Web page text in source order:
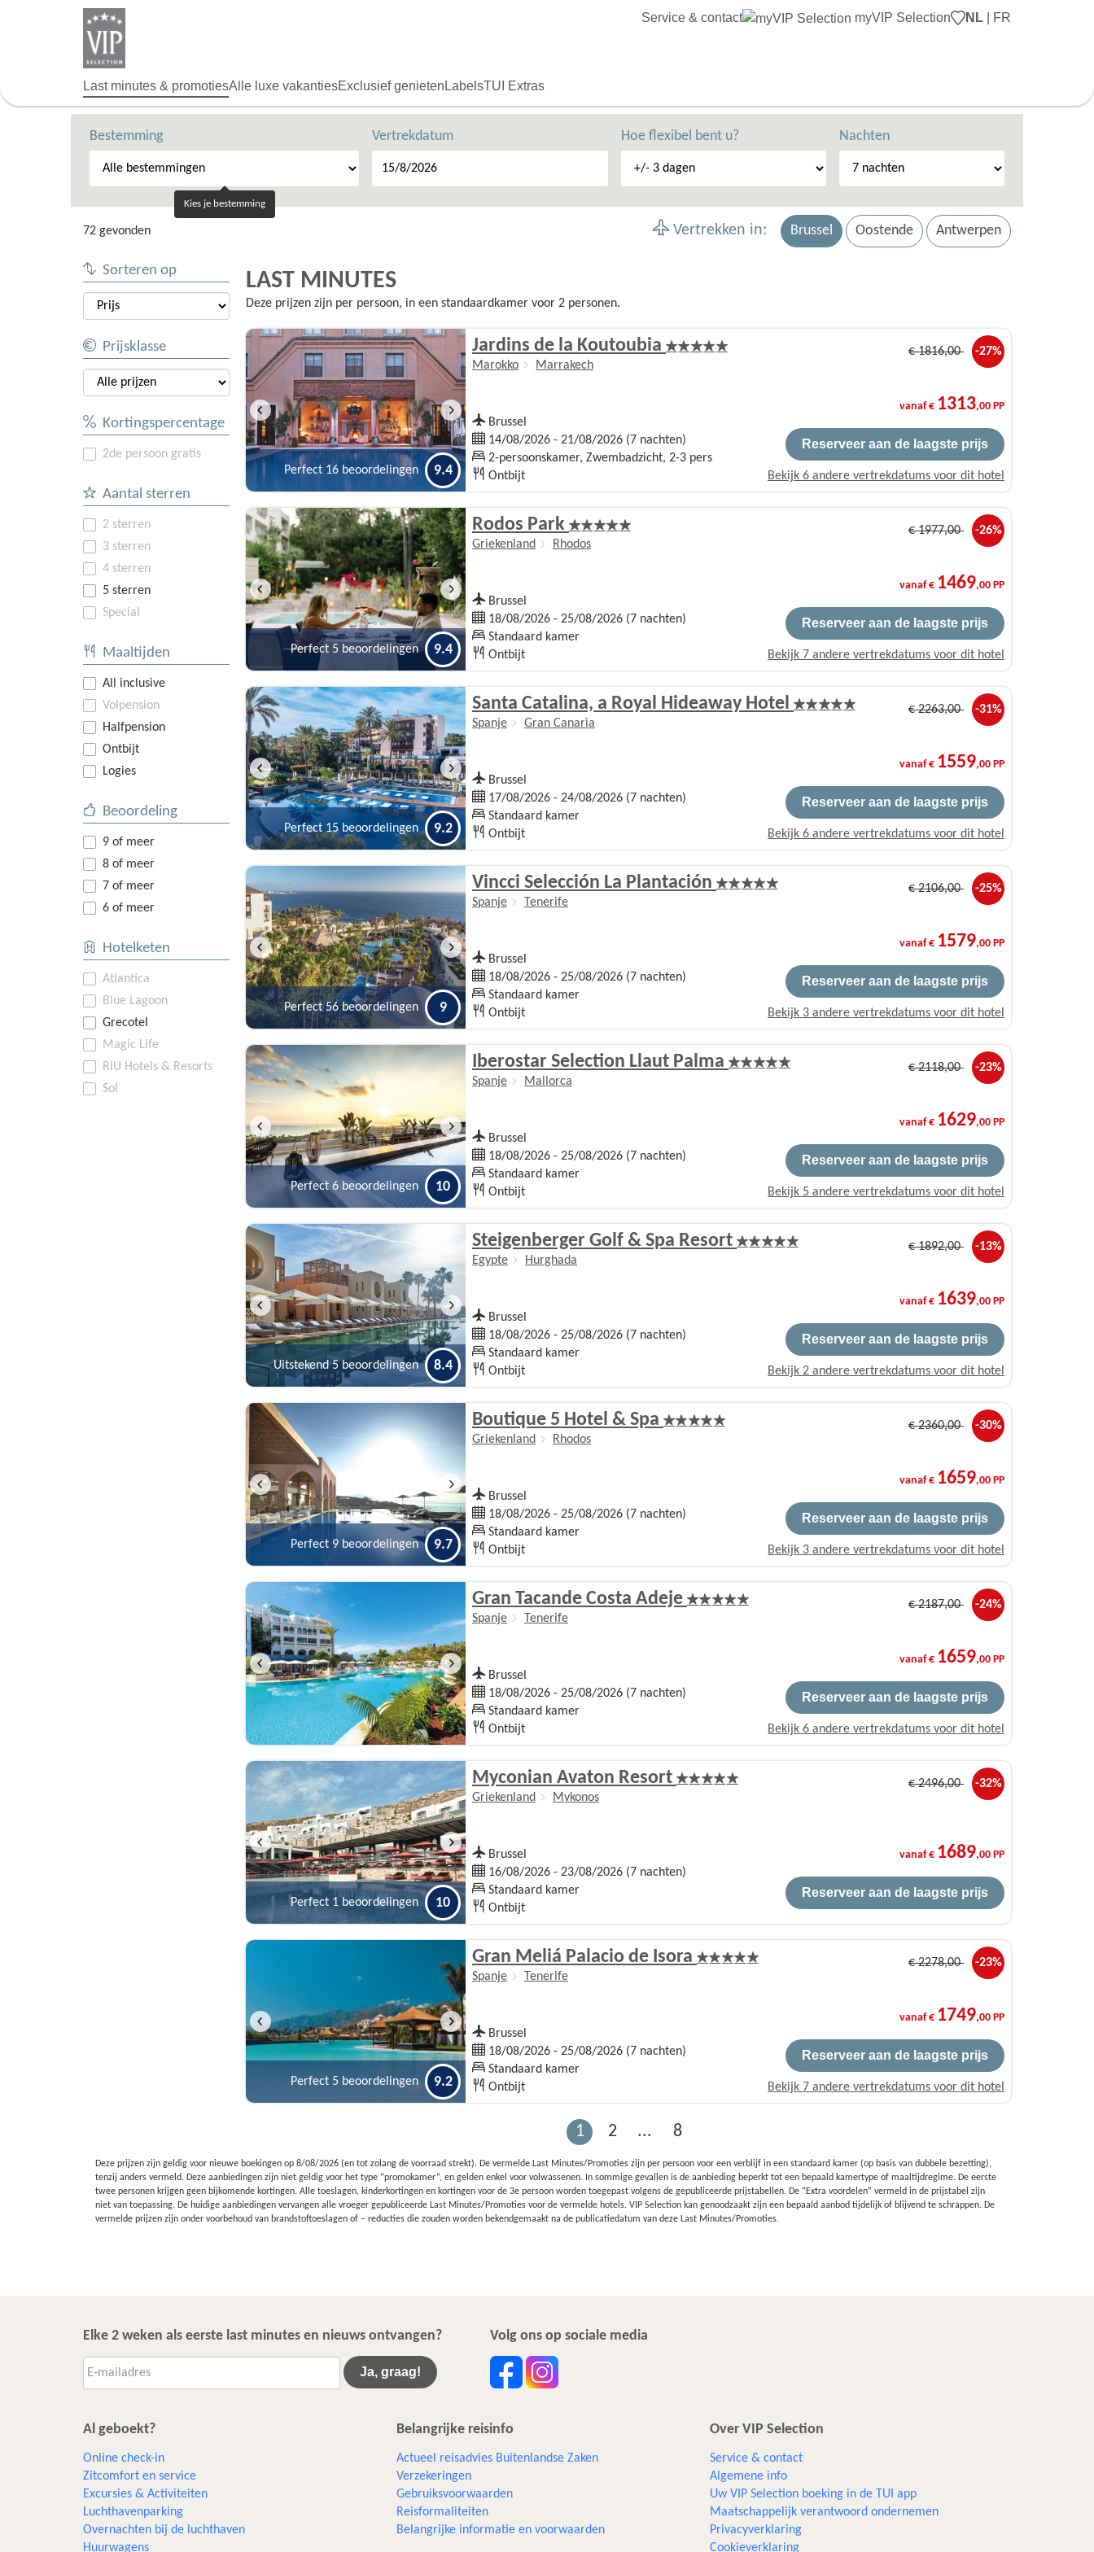
inhoud
Last minutes & promotiesAlle luxe vakantiesExclusief genieten LabelsTUI Extras
Service & contact myVIP Selection NL FR
Bestemming
Kies je bestemming
Vertrekdatum Hoe flexibel bent u? Nachten
72 gevonden Vertrekken in: Brussel Oostende Antwerpen
Sorteren op
Prijsklasse
Kortingspercentage
2de persoon gratis
Aantal sterren
2 sterren
3 sterren
4 sterren
5 sterren
Special
Maaltijden
All inclusive
Volpension
Halfpension
Ontbijt
Logies
Beoordeling
9 of meer
8 of meer
7 of meer
6 of meer
Hotelketen
Atlantica
Blue Lagoon
Grecotel
Magic Life
RIU Hotels & Resorts
Sol
LAST MINUTES
Deze prijzen zijn per persoon, in een standaardkamer voor 2 personen.
Perfect 16 beoordelingen 9.4
Jardins de la Koutoubia
Marokko Marrakech
€1816,00 -27%
Brussel
14/08/2026 - 21/08/2026 (7 nachten)
2-persoonskamer, Zwembadzicht, 2-3 pers
Ontbijt
vanaf € 1313,00 PP
Reserveer aan de laagste prijs
Bekijk 6 andere vertrekdatums voor dit hotel
Perfect 5 beoordelingen 9.4
Rodos Park
Griekenland Rhodos
€1977,00 -26%
Brussel
18/08/2026 - 25/08/2026 (7 nachten)
Standaard kamer
Ontbijt
vanaf € 1469,00 PP
Reserveer aan de laagste prijs
Bekijk 7 andere vertrekdatums voor dit hotel
Perfect 15 beoordelingen 9.2
Santa Catalina, a Royal Hideaway Hotel
Spanje Gran Canaria
€2263,00 -31%
Brussel
17/08/2026 - 24/08/2026 (7 nachten)
Standaard kamer
Ontbijt
vanaf € 1559,00 PP
Reserveer aan de laagste prijs
Bekijk 6 andere vertrekdatums voor dit hotel
Perfect 56 beoordelingen 9
Vincci Selección La Plantación
Spanje Tenerife
€2106,00 -25%
Brussel
18/08/2026 - 25/08/2026 (7 nachten)
Standaard kamer
Ontbijt
vanaf € 1579,00 PP
Reserveer aan de laagste prijs
Bekijk 3 andere vertrekdatums voor dit hotel
Perfect 6 beoordelingen 10
Iberostar Selection Llaut Palma
Spanje Mallorca
€2118,00 -23%
Brussel
18/08/2026 - 25/08/2026 (7 nachten)
Standaard kamer
Ontbijt
vanaf € 1629,00 PP
Reserveer aan de laagste prijs
Bekijk 5 andere vertrekdatums voor dit hotel
Uitstekend 5 beoordelingen 8.4
Steigenberger Golf & Spa Resort
Egypte Hurghada
€1892,00 -13%
Brussel
18/08/2026 - 25/08/2026 (7 nachten)
Standaard kamer
Ontbijt
vanaf € 1639,00 PP
Reserveer aan de laagste prijs
Bekijk 2 andere vertrekdatums voor dit hotel
Perfect 9 beoordelingen 9.7
Boutique 5 Hotel & Spa
Griekenland Rhodos
€2360,00 -30%
Brussel
18/08/2026 - 25/08/2026 (7 nachten)
Standaard kamer
Ontbijt
vanaf € 1659,00 PP
Reserveer aan de laagste prijs
Bekijk 3 andere vertrekdatums voor dit hotel
Gran Tacande Costa Adeje
Spanje Tenerife
€2187,00 -24%
Brussel
18/08/2026 - 25/08/2026 (7 nachten)
Standaard kamer
Ontbijt
vanaf € 1659,00 PP
Reserveer aan de laagste prijs
Bekijk 6 andere vertrekdatums voor dit hotel
Perfect 1 beoordelingen 10
Myconian Avaton Resort
Griekenland Mykonos
€2496,00 -32%
Brussel
16/08/2026 - 23/08/2026 (7 nachten)
Standaard kamer
Ontbijt
vanaf € 1689,00 PP
Reserveer aan de laagste prijs
Perfect 5 beoordelingen 9.2
Gran Meliá Palacio de Isora
Spanje Tenerife
€2278,00 -23%
Brussel
18/08/2026 - 25/08/2026 (7 nachten)
Standaard kamer
Ontbijt
vanaf € 1749,00 PP
Reserveer aan de laagste prijs
Bekijk 7 andere vertrekdatums voor dit hotel
1 2 ... 8
Deze prijzen zijn geldig voor nieuwe boekingen op 8/08/2026 (en tot zolang de voorraad strekt). De vermelde Last Minutes/Promoties zijn per persoon voor een verblijf in een standaard kamer (op basis van dubbele bezetting),
tenzij anders vermeld. Deze aanbiedingen zijn niet geldig voor het type “promokamer”, en gelden enkel voor volwassenen. In sommige gevallen is de aanbieding beperkt tot een bepaald kamertype of maaltijdregime. De eerste
twee personen krijgen geen bijkomende kortingen. Alle toeslagen, kinderkortingen en kortingen voor de 3e persoon worden toegepast volgens de gepubliceerde prijstabellen. De “Extra voordelen” vermeld in de prijstabel zijn
niet van toepassing. De huidige aanbiedingen vervangen alle vroeger gepubliceerde Last Minutes/Promoties voor de vermelde hotels. VIP Selection kan genoodzaakt zijn een bepaald aanbod tijdelijk of blijvend te schrappen. De
vermelde prijzen zijn onder voorbehoud van brandstoftoeslagen of – reducties die zouden worden bekendgemaakt na de publicatiedatum van deze Last Minutes/Promoties.
Elke 2 weken als eerste last minutes en nieuws ontvangen?
Ja, graag!
Volg ons op sociale media
Al geboekt?
Online check-in
Zitcomfort en service
Excursies & Activiteiten​
Luchthavenparking
Overnachten bij de luchthaven
Huurwagens
Belangrijke reisinfo
Actueel reisadvies Buitenlandse Zaken
Verzekeringen
Gebruiksvoorwaarden
Reisformaliteiten
Belangrijke informatie en voorwaarden
Over VIP Selection
Service & contact
Algemene info
Uw VIP Selection boeking in de TUI app
Maatschappelijk verantwoord ondernemen
Privacyverklaring
Cookieverklaring